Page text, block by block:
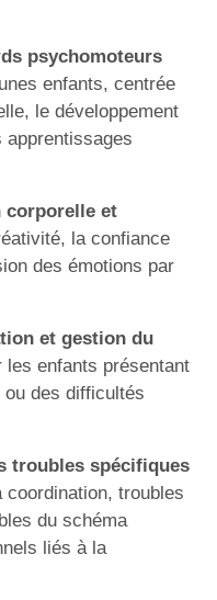
psychomoteurs
enfants, centrée
le développement
apprentissages
corporelle et
la confiance
des émotions par
et gestion du
les enfants présentant
ou des difficultés
troubles spécifiques
troubles
du schéma
liés à la